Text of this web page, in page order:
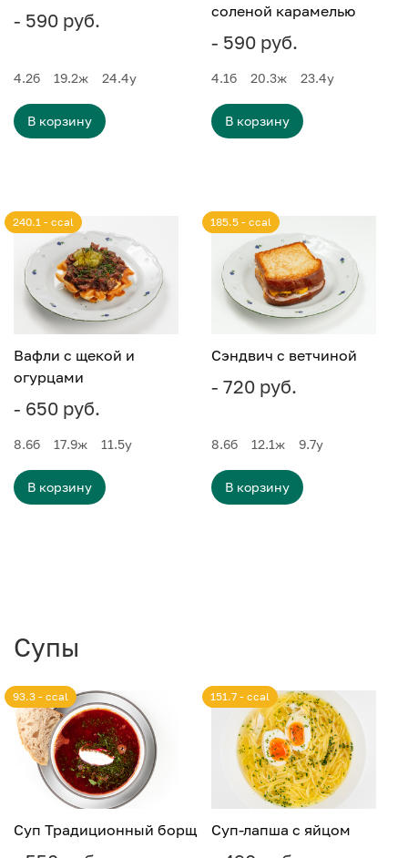
- 590 руб.
4.2б 19.2ж 24.4у
В корзину
соленой карамелью
- 590 руб.
4.1б 20.3ж 23.4у
В корзину
Вафли с щекой и
огурцами
- 650 руб.
240.1 - ccal
8.6б 17.9ж 11.5у
В корзину
Сэндвич с ветчиной
- 720 руб.
185.5 - ccal
8.6б 12.1ж 9.7у
В корзину
Супы
Суп Традиционный борщ
93.3 - ccal
Суп-лапша с яйцом
151.7 - ccal